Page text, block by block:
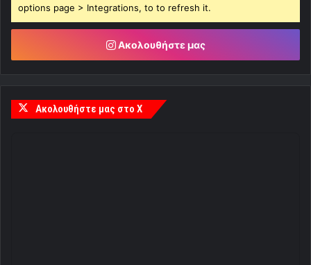
options page > Integrations, to to refresh it.
Ακολουθήστε μας
Ακολουθήστε μας στο X